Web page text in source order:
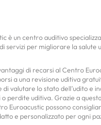
è un centro auditivo
servizi per migliorare la salute
di recarsi al Centro
a una revisione uditiva
di valutare lo stato dell'udito e
perdite uditiva. Grazie a
Euroacustic possono
e personalizzato per ogni